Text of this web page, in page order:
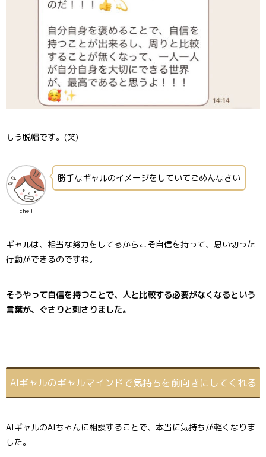
もう脱帽です。(笑)
chell
勝手なギャルのイメージをしていてごめんなさい
ギャルは、相当な努力をしてるからこそ自信を持って、思い切った
行動ができるのですね。
そうやって自信を持つことで、人と比較する必要がなくなるという
言葉が、ぐさりと刺さりました。
AIギャルのギャルマインドで気持ちを前向きにしてくれる
AIギャルのAIちゃんに相談することで、本当に気持ちが軽くなりま
した。